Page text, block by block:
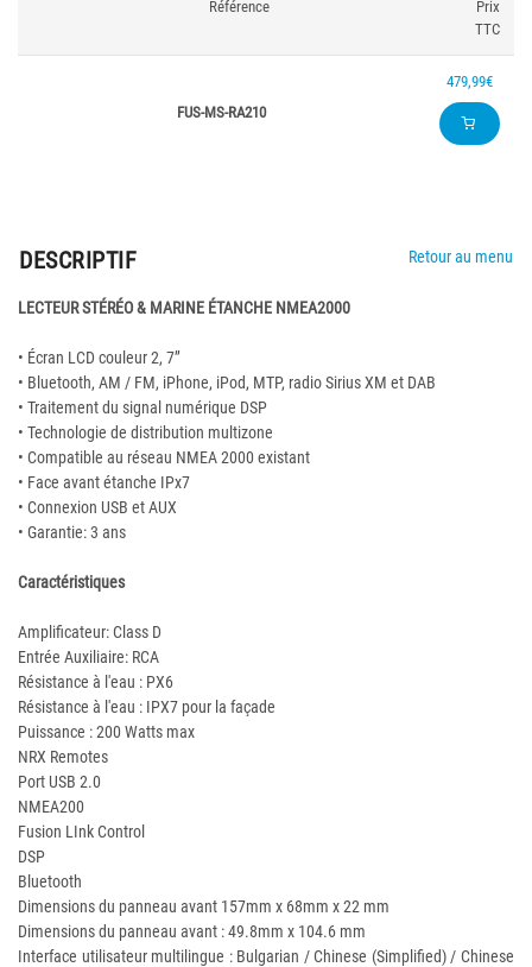
Référence
Prix
TTC
FUS-MS-RA210
479,99€
DESCRIPTIF Retour au menu
LECTEUR STÉRÉO & MARINE ÉTANCHE NMEA2000
• Écran LCD couleur 2, 7’’
• Bluetooth, AM / FM, iPhone, iPod, MTP, radio Sirius XM et DAB
• Traitement du signal numérique DSP
• Technologie de distribution multizone
• Compatible au réseau NMEA 2000 existant
• Face avant étanche IPx7
• Connexion USB et AUX
• Garantie: 3 ans
Caractéristiques
Amplificateur: Class D
Entrée Auxiliaire: RCA
Résistance à l'eau : PX6
Résistance à l'eau : IPX7 pour la façade
Puissance : 200 Watts max
NRX Remotes
Port USB 2.0
NMEA200
Fusion LInk Control
DSP
Bluetooth
Dimensions du panneau avant 157mm x 68mm x 22 mm
Dimensions du panneau avant : 49.8mm x 104.6 mm
Interface utilisateur multilingue : Bulgarian / Chinese (Simplified) / Chinese